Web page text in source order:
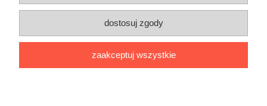
Płatności i dostawa
Informacje
dostosuj zgody
zaakceptuj wszystkie